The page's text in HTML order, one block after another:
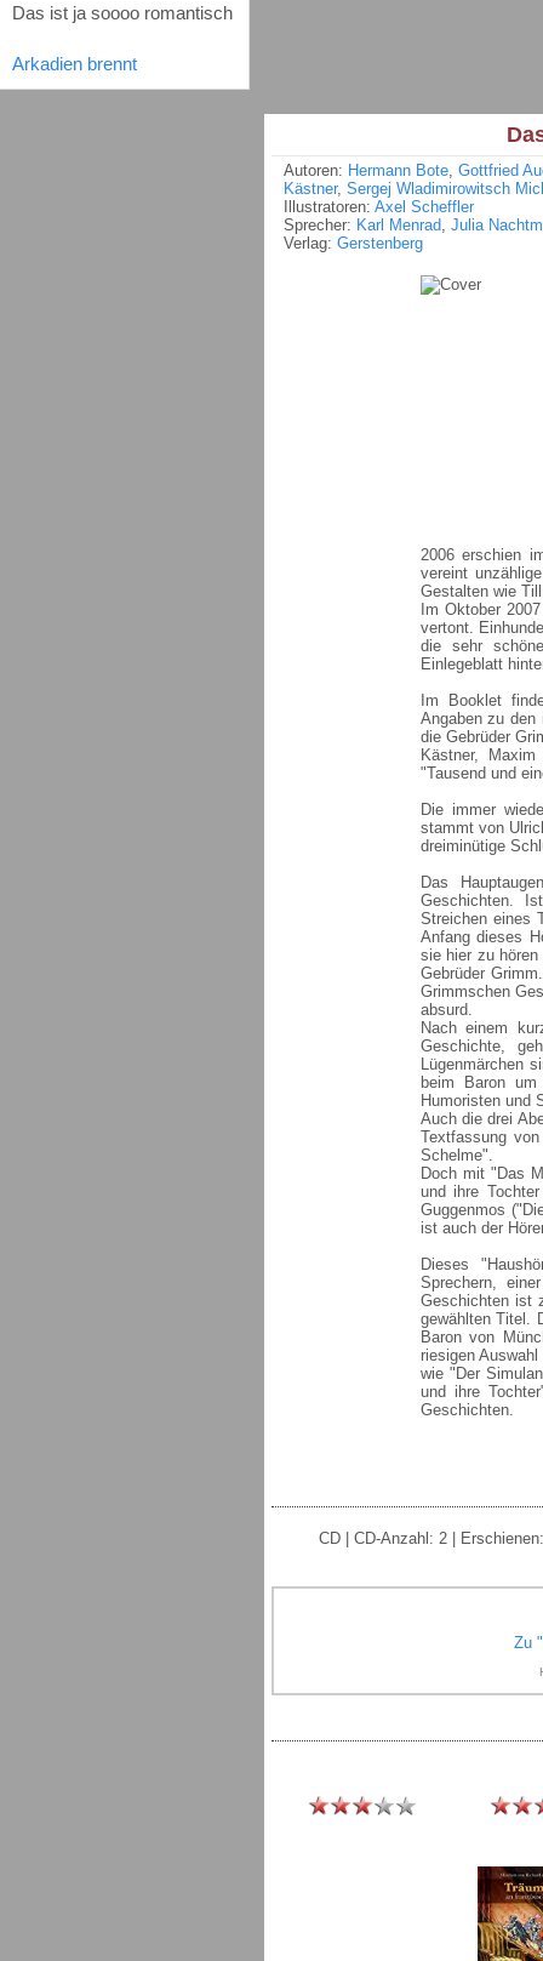
Das ist ja soooo romantisch
Arkadien brennt
Autoren: Hermann Bote, Gottfried
Kästner, Sergej Wladimirowitsch
Illustratoren: Axel Scheffler
Sprecher: Karl Menrad, Julia
Verlag: Gerstenberg
2006 erschien
vereint
Gestalten wie
Im Oktober
vertont.
die sehr
Einlegeblatt
Im Booklet
Angaben zu den
die Gebrüder
Kästner,
"Tausend und
Die immer
stammt von
dreiminütige
Das
Geschichten.
Streichen eines
Anfang dieses
sie hier zu
Gebrüder
Grimmschen
absurd.
Nach einem
Geschichte,
Lügenmärchen
beim Baron
Humoristen und
Auch die drei
Textfassung
Schelme".
Doch mit "Das
und ihre
Guggenmos
ist auch der
Dieses
Sprechern,
Geschichten ist
gewählten Titel.
Baron von
riesigen
wie "Der
und ihre
Geschichten.
CD | CD-Anzahl: 2 |
Zu